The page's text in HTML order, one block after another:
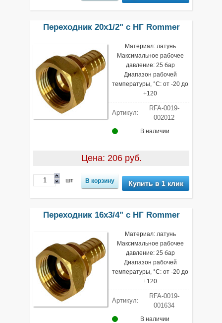
Переходник 20х1/2" с НГ Rommer
Материал: латунь
Максимальное рабочее
давление: 25 бар
Диапазон рабочей
температуры, °С: от -20 до
+120
Артикул:
RFA-0019-
002012
В наличии
Цена: 206 руб.
шт Купить в 1 клик
Переходник 16х3/4" с НГ Rommer
Материал: латунь
Максимальное рабочее
давление: 25 бар
Диапазон рабочей
температуры, °С: от -20 до
+120
Артикул:
RFA-0019-
001634
В наличии